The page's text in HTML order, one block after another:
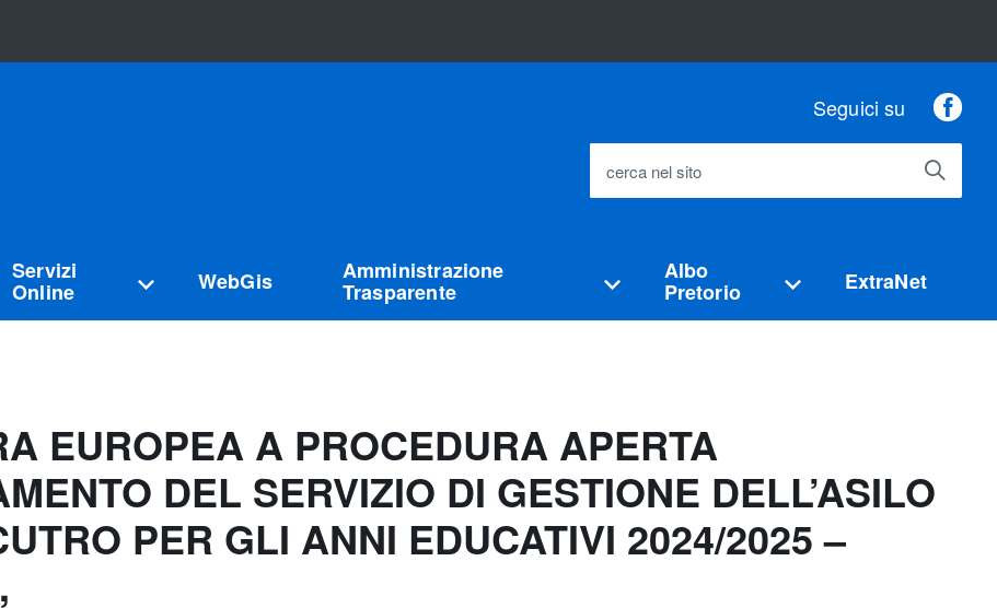
Seguici su
cerca nel sito
Servizi
Online WebGis Amministrazione
Trasparente
Albo
Pretorio ExtraNet
EUROPEA A PROCEDURA APERTA
DEL SERVIZIO DI GESTIONE DELL’ASILO
PER GLI ANNI EDUCATIVI 2024/2025 –